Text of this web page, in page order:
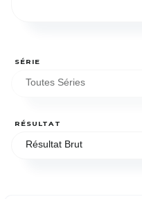
SÉRIE
Toutes Séries
RÉSULTAT
Résultat Brut